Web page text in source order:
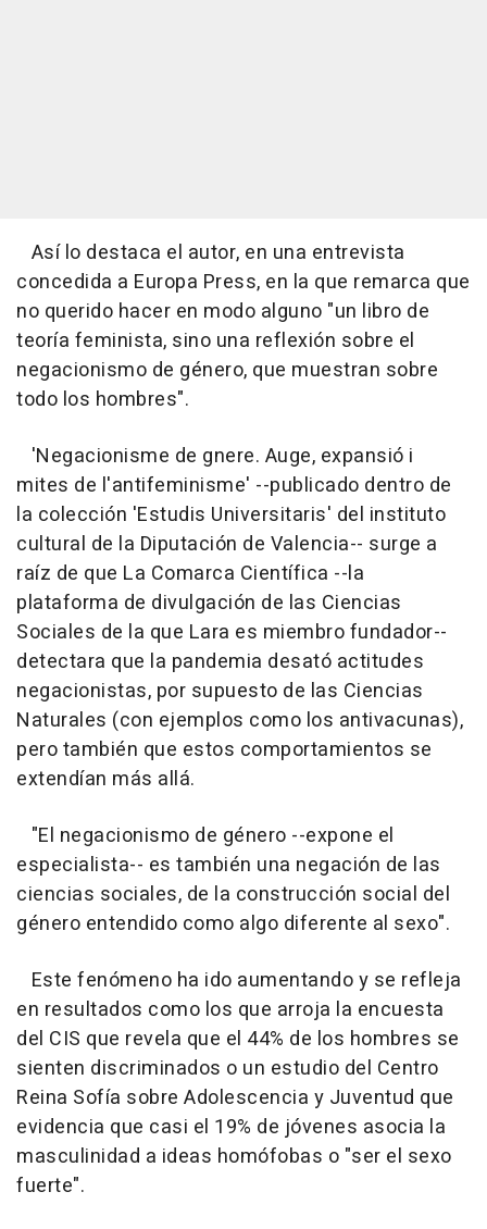
Así lo destaca el autor, en una entrevista
concedida a Europa Press, en la que remarca que
no querido hacer en modo alguno "un libro de
teoría feminista, sino una reflexión sobre el
negacionismo de género, que muestran sobre
todo los hombres".
'Negacionisme de gnere. Auge, expansió i
mites de l'antifeminisme' --publicado dentro de
la colección 'Estudis Universitaris' del instituto
cultural de la Diputación de Valencia-- surge a
raíz de que La Comarca Científica --la
plataforma de divulgación de las Ciencias
Sociales de la que Lara es miembro fundador--
detectara que la pandemia desató actitudes
negacionistas, por supuesto de las Ciencias
Naturales (con ejemplos como los antivacunas),
pero también que estos comportamientos se
extendían más allá.
"El negacionismo de género --expone el
especialista-- es también una negación de las
ciencias sociales, de la construcción social del
género entendido como algo diferente al sexo".
Este fenómeno ha ido aumentando y se refleja
en resultados como los que arroja la encuesta
del CIS que revela que el 44% de los hombres se
sienten discriminados o un estudio del Centro
Reina Sofía sobre Adolescencia y Juventud que
evidencia que casi el 19% de jóvenes asocia la
masculinidad a ideas homófobas o "ser el sexo
fuerte".